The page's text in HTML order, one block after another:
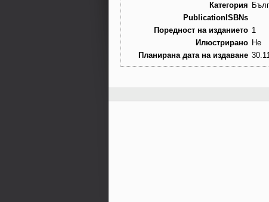
Категория
PublicationISBNs
Поредност на изданието 1
Илюстрирано Не
Планирана дата на издаване